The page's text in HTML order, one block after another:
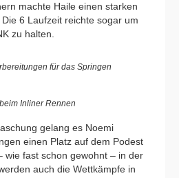
machte Haile einen starken
6 Laufzeit reichte sogar um
zu halten.
für das Springen
Inliner Rennen
gelang es Noemi
einen Platz auf dem Podest
wie fast schon gewohnt – in der
auch die Wettkämpfe in